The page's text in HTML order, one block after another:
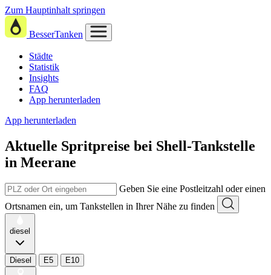
Zum Hauptinhalt springen
BesserTanken
Städte
Statistik
Insights
FAQ
App herunterladen
App herunterladen
Aktuelle Spritpreise bei Shell-Tankstelle
in Meerane
Geben Sie eine Postleitzahl oder einen
Ortsnamen ein, um Tankstellen in Ihrer Nähe zu finden
diesel
Diesel E5 E10